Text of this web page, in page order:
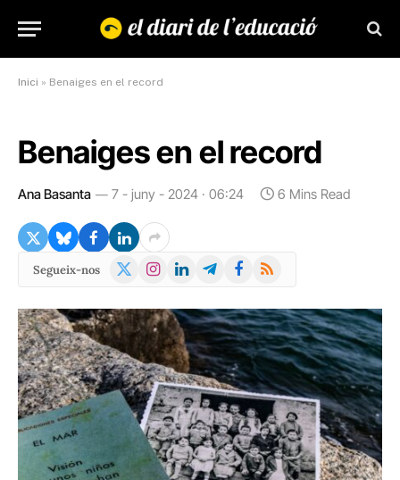
Inici » Benaiges en el record
Benaiges en el record
Ana Basanta 7 - juny - 2024 · 06:24 6 Mins Read
Segueix-nos
X
Instagram
LinkedInTelegramFacebook
RSS